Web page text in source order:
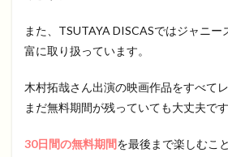
また、TSUTAYA DISCASではジャニ
富に取り扱っています。
木村拓哉さん出演の映画作品をすべて
まだ無料期間が残っていても大丈夫です
30日間の無料期間を最後まで楽しむこ